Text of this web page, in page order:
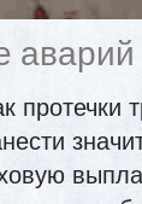
аварий
протечки